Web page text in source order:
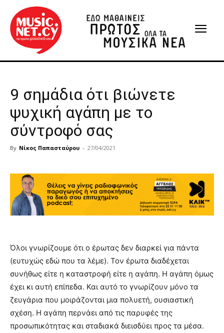
9 σημάδια ότι βιώνετε
ψυχική αγάπη με το
σύντροφό σας
By Νίκος Παπασταύρου - 27/04/2021
Όλοι γνωρίζουμε ότι ο έρωτας δεν διαρκεί για πάντα
(ευτυχώς εδώ που τα λέμε). Τον έρωτα διαδέχεται
συνήθως είτε η καταστροφή είτε η αγάπη. Η αγάπη όμως
έχει κι αυτή επίπεδα. Και αυτό το γνωρίζουν μόνο τα
ζευγάρια που μοιράζονται μια πολυετή, ουσιαστική
σχέση. Η αγάπη περνάει από τις παρυφές της
προσωπικότητας και σταδιακά διεισδύει προς τα μέσα.